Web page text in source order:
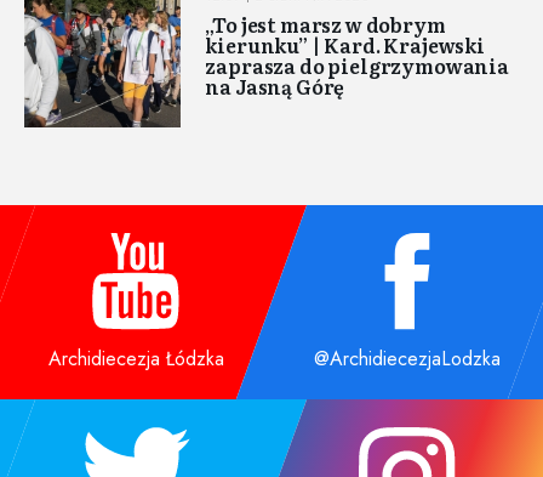
„To jest marsz w dobrym
kierunku” | Kard. Krajewski
zaprasza do pielgrzymowania
na Jasną Górę
Archidiecezja Łódzka @ArchidiecezjaLodzka